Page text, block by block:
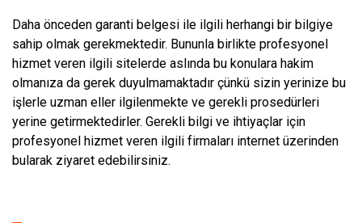
Daha önceden garanti belgesi ile ilgili herhangi bir bilgiye
sahip olmak gerekmektedir. Bununla birlikte profesyonel
hizmet veren ilgili sitelerde aslında bu konulara hakim
olmanıza da gerek duyulmamaktadır çünkü sizin yerinize bu
işlerle uzman eller ilgilenmekte ve gerekli prosedürleri
yerine getirmektedirler. Gerekli bilgi ve ihtiyaçlar için
profesyonel hizmet veren ilgili firmaları internet üzerinden
bularak ziyaret edebilirsiniz.